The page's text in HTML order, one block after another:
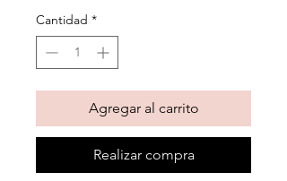
Cantidad *
Agregar al carrito
Realizar compra